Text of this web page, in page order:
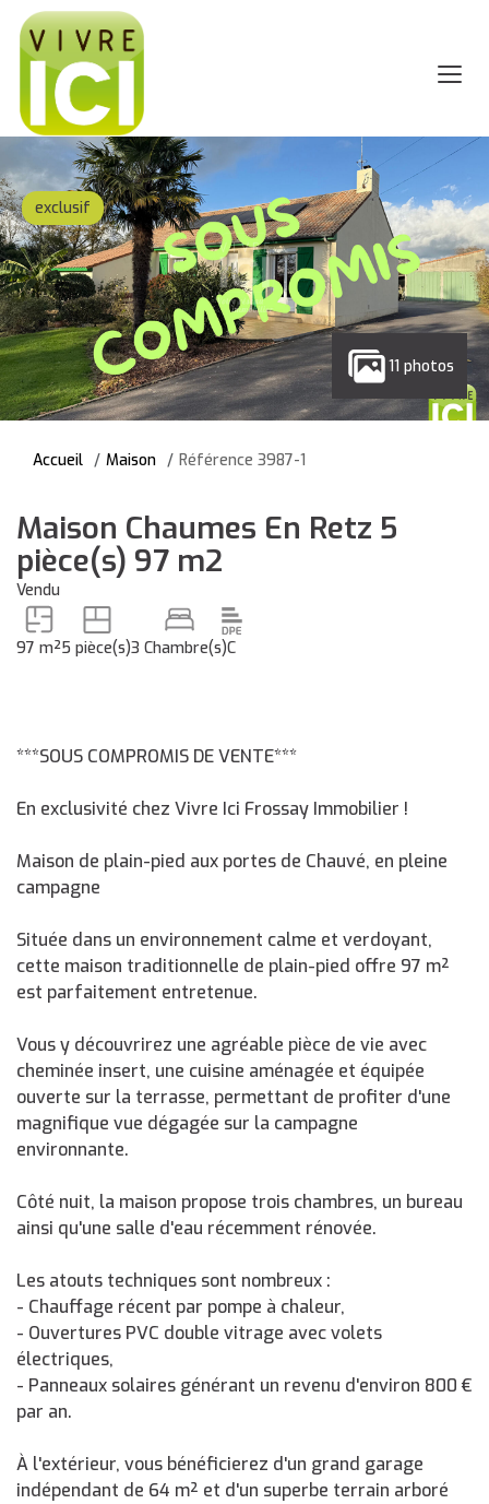
exclusif
11 photos
Accueil Maison Référence 3987-1
Maison Chaumes En Retz 5
pièce(s) 97 m2
Vendu
97 m²5 pièce(s)3 Chambre(s)C
***SOUS COMPROMIS DE VENTE***
En exclusivité chez Vivre Ici Frossay Immobilier !
Maison de plain-pied aux portes de Chauvé, en pleine
campagne
Située dans un environnement calme et verdoyant,
cette maison traditionnelle de plain-pied offre 97 m²
est parfaitement entretenue.
Vous y découvrirez une agréable pièce de vie avec
cheminée insert, une cuisine aménagée et équipée
ouverte sur la terrasse, permettant de profiter d'une
magnifique vue dégagée sur la campagne
environnante.
Côté nuit, la maison propose trois chambres, un bureau
ainsi qu'une salle d'eau récemment rénovée.
Les atouts techniques sont nombreux :
- Chauffage récent par pompe à chaleur,
- Ouvertures PVC double vitrage avec volets
électriques,
- Panneaux solaires générant un revenu d'environ 800 €
par an.
À l'extérieur, vous bénéficierez d'un grand garage
indépendant de 64 m² et d'un superbe terrain arboré